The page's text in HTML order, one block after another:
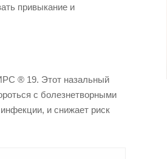
привыкание и
® 19. Этот назальный
с болезнетворными
и снижает риск